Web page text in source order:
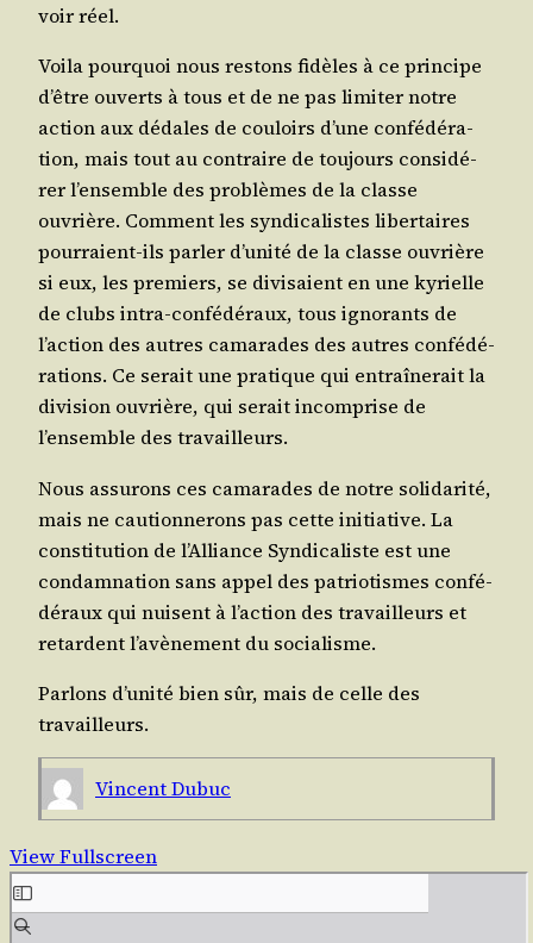
voir réel.
Voi­la pour­quoi nous res­tons fidèles à ce prin­cipe
d’être ouverts à tous et de ne pas limi­ter notre
action aux dédales de cou­loirs d’une confé­dé­ra­
tion, mais tout au contraire de tou­jours consi­dé­
rer l’ensemble des pro­blèmes de la classe
ouvrière. Com­ment les syn­di­ca­listes liber­taires
pour­raient-ils par­ler d’unité de la classe ouvrière
si eux, les pre­miers, se divi­saient en une kyrielle
de clubs intra-confé­dé­raux, tous igno­rants de
l’action des autres cama­rades des autres confé­dé­
ra­tions. Ce serait une pra­tique qui entraî­ne­rait la
divi­sion ouvrière, qui serait incom­prise de
l’ensemble des travailleurs.
Nous assu­rons ces cama­rades de notre soli­da­ri­té,
mais ne cau­tion­ne­rons pas cette ini­tia­tive. La
consti­tu­tion de l’Alliance Syn­di­ca­liste est une
condam­na­tion sans appel des patrio­tismes confé­
dé­raux qui nuisent à l’action des tra­vailleurs et
retardent l’avènement du socialisme.
Par­lons d’unité bien sûr, mais de celle des
travailleurs.
Vincent Dubuc
View Fullscreen